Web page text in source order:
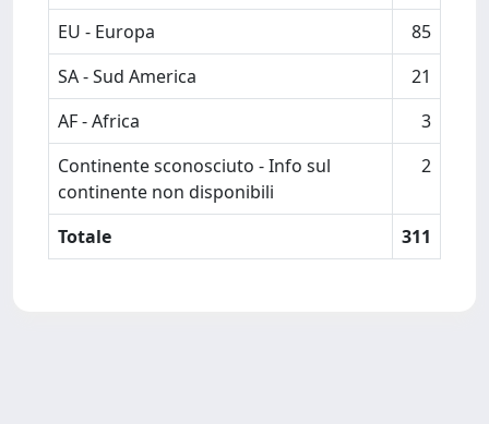
EU - Europa
85
SA - Sud America
21
AF - Africa
3
Continente sconosciuto - Info sul
continente non disponibili
2
Totale 311